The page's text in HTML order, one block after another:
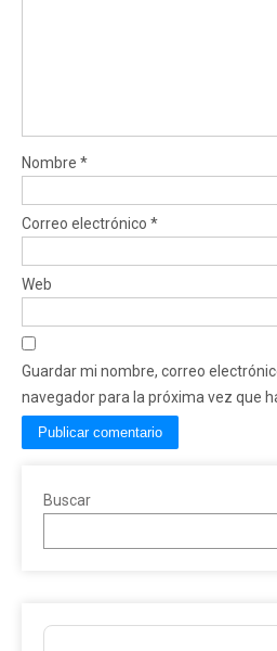
Nombre *
Correo electrónico *
Web
Guardar mi nombre, correo
navegador para la próxima vez que
Buscar